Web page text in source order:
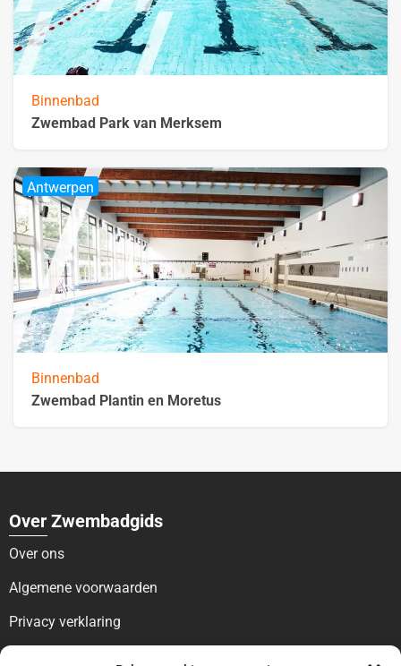
Binnenbad
Zwembad Park van Merksem
Antwerpen
Binnenbad
Zwembad Plantin en Moretus
Over Zwembadgids
Over ons
Algemene voorwaarden
Privacy verklaring
Voor bezoekers